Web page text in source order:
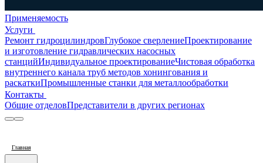
Применяемость
Услуги
Ремонт гидроцилиндровГлубокое сверлениеПроектирование
и изготовление гидравлических насосных
станцийИндивидуальное проектированиеЧистовая обработка
внутреннего канала труб методов хонингования и
раскаткиПромышленные станки для металлообработки
Контакты
Общие отделовПредставители в других регионах
Главная